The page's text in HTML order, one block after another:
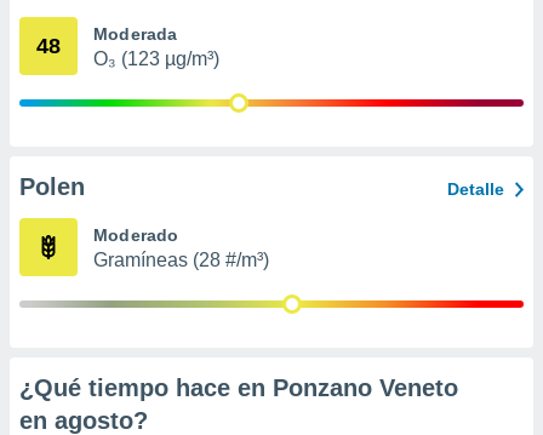
mediante
publicidad
de
48 Moderada
O₃ (123 µg/m³)
Polen Detalle
Moderado
Gramíneas (28 #/m³)
¿Qué tiempo hace en Ponzano Veneto
en agosto?